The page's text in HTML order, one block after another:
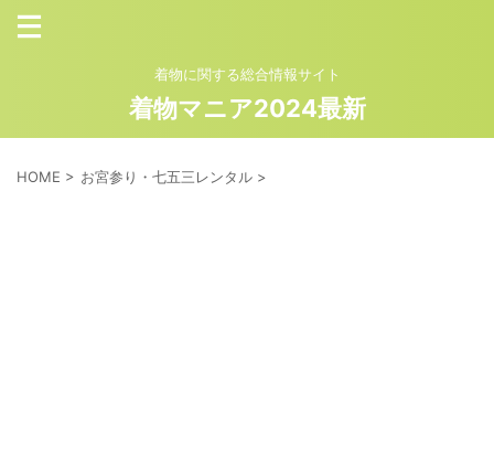
着物に関する総合情報サイト
着物マニア2024最新
HOME > お宮参り・七五三レンタル >